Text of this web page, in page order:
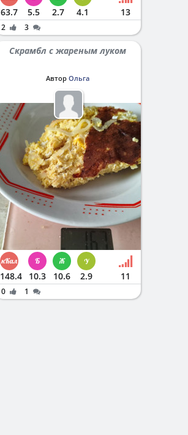
63.7 5.5 2.7 4.1 13
2 3
Скрамбл с жареным луком
Автор Ольга
148.4 10.3 10.6 2.9 11
0 1